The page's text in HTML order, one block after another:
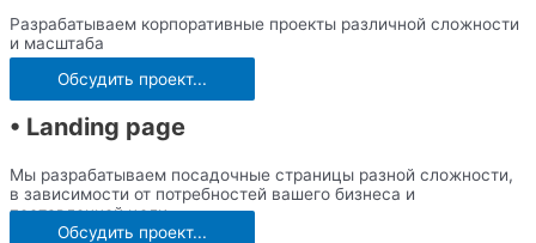
Разрабатываем корпоративные проекты различной сложности
и масштаба
Обсудить проект...
• Landing page
Мы разрабатываем посадочные страницы разной сложности,
в зависимости от потребностей вашего бизнеса и
поставленной цели.
Обсудить проект...